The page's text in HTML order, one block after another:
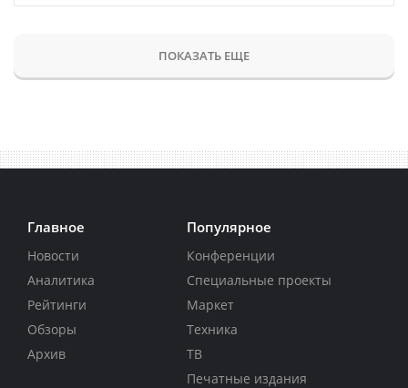
ПОКАЗАТЬ ЕЩЕ
Главное
Новости
Аналитика
Рейтинги
Обзоры
Архив
Популярное
Конференции
Специальные проекты
Маркет
Техника
ТВ
Печатные издания